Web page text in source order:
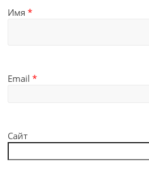
Имя*
Email*
Сайт